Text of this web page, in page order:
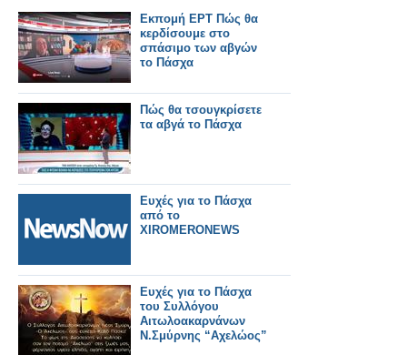
Εκπομή ΕΡΤ Πώς θα
κερδίσουμε στο
σπάσιμο των αβγών
το Πάσχα
Πώς θα τσουγκρίσετε
τα αβγά το Πάσχα
Ευχές για το Πάσχα
από το
XIROMERONEWS
Ευχές για το Πάσχα
του Συλλόγου
Αιτωλοακαρνάνων
Ν.Σμύρνης “Αχελώος”